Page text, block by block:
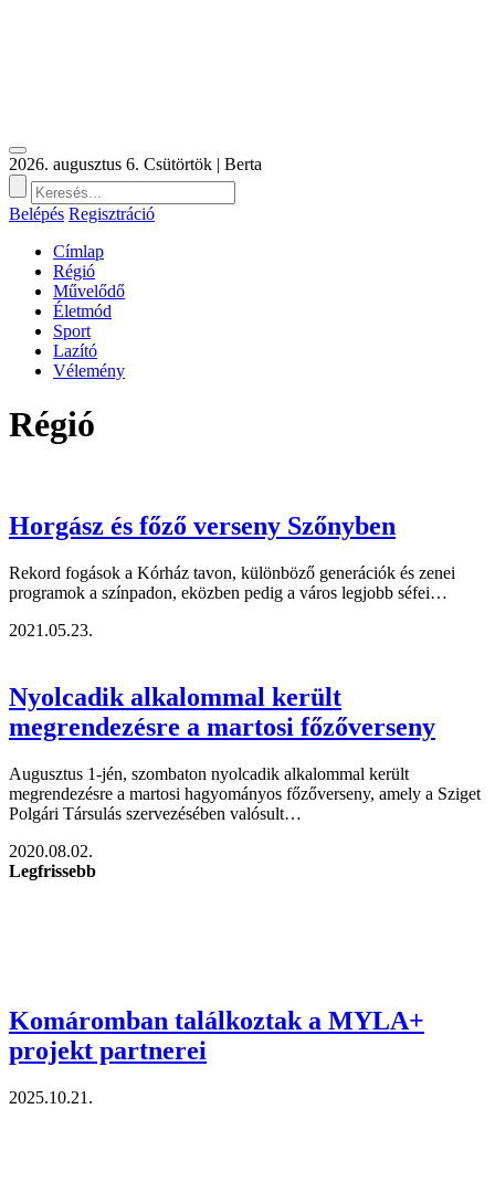
2026. augusztus 6. Csütörtök | Berta
Belépés Regisztráció
Címlap
Régió
Művelődő
Életmód
Sport
Lazító
Vélemény
Régió
Horgász és főző verseny Szőnyben
Rekord fogások a Kórház tavon, különböző generációk és zenei
programok a színpadon, eközben pedig a város legjobb séfei…
2021.05.23.
Nyolcadik alkalommal került
megrendezésre a martosi főzőverseny
Augusztus 1-jén, szombaton nyolcadik alkalommal került
megrendezésre a martosi hagyományos főzőverseny, amely a Sziget
Polgári Társulás szervezésében valósult…
2020.08.02.
Legfrissebb
Komáromban találkoztak a MYLA+
projekt partnerei
2025.10.21.